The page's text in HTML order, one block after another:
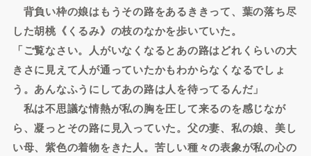
背負い枠の娘はもうその路をあるききって、葉の落ち尽
した胡桃《くるみ》の枝のなかを歩いていた。
「ご覧なさい。人がいなくなるとあの路はどれくらいの大
きさに見えて人が通っていたかもわからなくなるでしょ
う。あんなふうにしてあの路は人を待ってるんだ」
私は不思議な情熱が私の胸を圧して来るのを感じなが
ら、凝っとその路に見入っていた。父の妻、私の娘、美し
い母、紫色の着物をきた人。苦しい種々の表象が私の心の